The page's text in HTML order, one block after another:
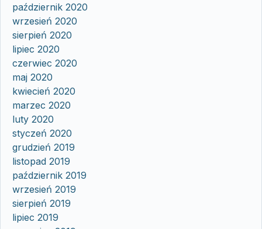
październik 2020
wrzesień 2020
sierpień 2020
lipiec 2020
czerwiec 2020
maj 2020
kwiecień 2020
marzec 2020
luty 2020
styczeń 2020
grudzień 2019
listopad 2019
październik 2019
wrzesień 2019
sierpień 2019
lipiec 2019